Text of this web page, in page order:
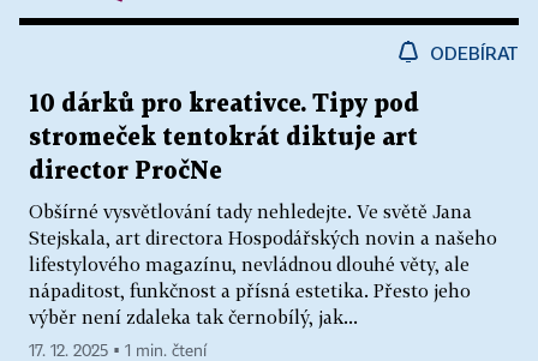
ODEBÍRAT
10 dárků pro kreativce. Tipy pod
stromeček tentokrát diktuje art
director PročNe
Obšírné vysvětlování tady nehledejte. Ve světě Jana
Stejskala, art directora Hospodářských novin a našeho
lifestylového magazínu, nevládnou dlouhé věty, ale
nápaditost, funkčnost a přísná estetika. Přesto jeho
výběr není zdaleka tak černobílý, jak...
17. 12. 2025 ▪ 1 min. čtení